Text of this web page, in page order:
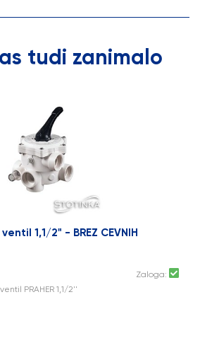
tudi zanimalo
1,1/2" - BREZ CEVNIH
Zaloga:
PRAHER 1,1/2''